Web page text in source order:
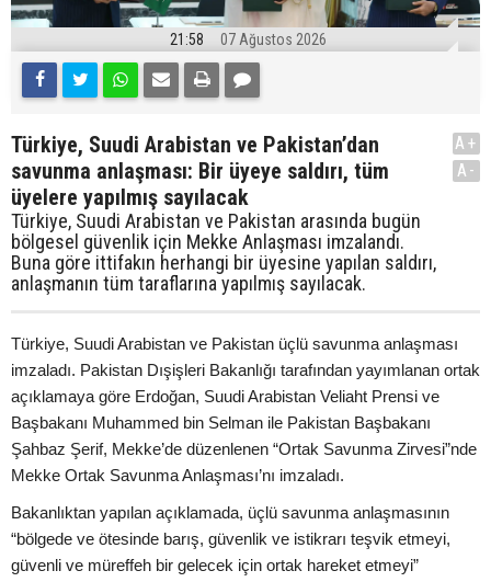
21:58 07 Ağustos 2026
Türkiye, Suudi Arabistan ve Pakistan’dan
savunma anlaşması: Bir üyeye saldırı, tüm
üyelere yapılmış sayılacak
Türkiye, Suudi Arabistan ve Pakistan arasında bugün
bölgesel güvenlik için Mekke Anlaşması imzalandı.
Buna göre ittifakın herhangi bir üyesine yapılan saldırı,
anlaşmanın tüm taraflarına yapılmış sayılacak.
A+
A-
Türkiye, Suudi Arabistan ve Pakistan üçlü savunma anlaşması
imzaladı. Pakistan Dışişleri Bakanlığı tarafından yayımlanan ortak
açıklamaya göre Erdoğan, Suudi Arabistan Veliaht Prensi ve
Başbakanı Muhammed bin Selman ile Pakistan Başbakanı
Şahbaz Şerif, Mekke’de düzenlenen “Ortak Savunma Zirvesi”nde
Mekke Ortak Savunma Anlaşması’nı imzaladı.
Bakanlıktan yapılan açıklamada, üçlü savunma anlaşmasının
“bölgede ve ötesinde barış, güvenlik ve istikrarı teşvik etmeyi,
güvenli ve müreffeh bir gelecek için ortak hareket etmeyi”